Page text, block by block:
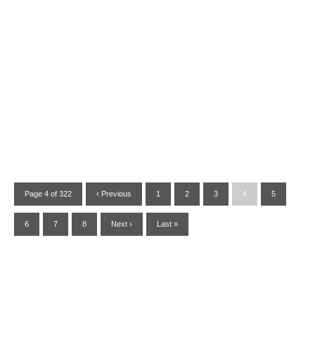
Page 4 of 322 ‹ Previous 1 2 3 4 5
6 7 8 Next › Last »